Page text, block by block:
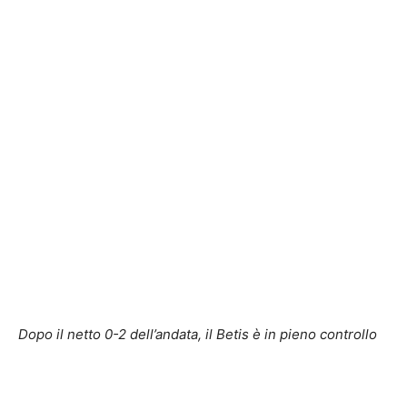
Dopo il netto 0-2 dell’andata, il Betis è in pieno controllo